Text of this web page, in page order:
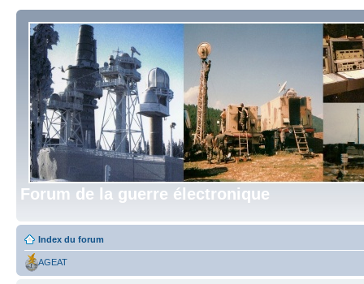
Forum de la guerre électronique
Index du forum
AGEAT